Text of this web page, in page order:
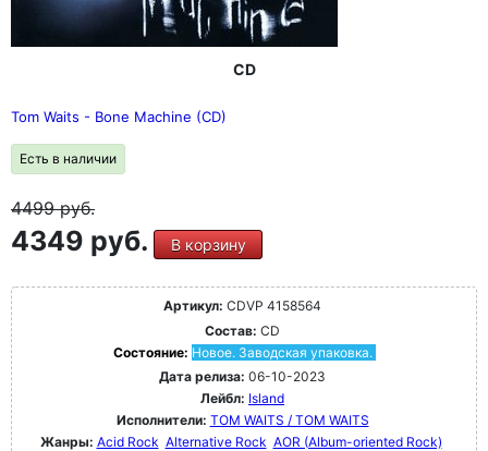
CD
Tom Waits - Bone Machine (CD)
Есть в наличии
4499руб.
4349 руб. В корзину
Артикул: CDVP 4158564
Состав: CD
Состояние: Новое. Заводская упаковка.
Дата релиза: 06-10-2023
Лейбл: Island
Исполнители: TOM WAITS / TOM WAITS
Жанры: Acid Rock Alternative Rock AOR (Album-oriented Rock)